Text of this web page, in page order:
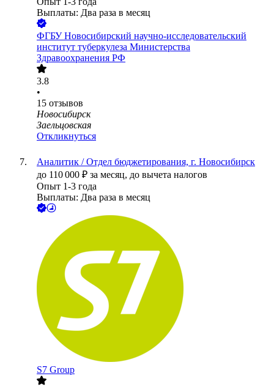
Выплаты: Два раза в месяц
ФГБУ Новосибирский научно-исследовательский
институт туберкулеза Министерства
Здравоохранения РФ
3.8
•
15 отзывов
Новосибирск
Заельцовская
Откликнуться
Аналитик / Отдел бюджетирования, г. Новосибирск
до 110 000 ₽ за месяц, до вычета налогов
Опыт 1-3 года
Выплаты: Два раза в месяц
S7 Group